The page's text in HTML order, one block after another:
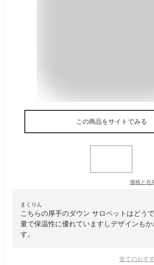
この商品をサイトでみる
価格と在
まくりん
こちらの厚手のダウン サロペットはどう
量で保温性に優れていますしデザインもか
す。
全てのおす